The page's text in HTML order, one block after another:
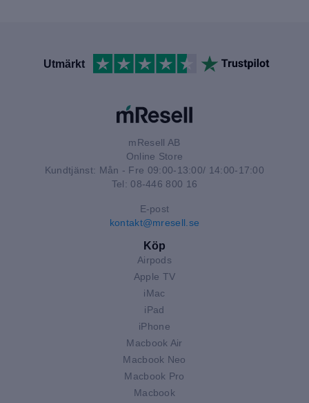
Utmärkt
mResell AB
Online Store
Kundtjänst: Mån - Fre 09:00-13:00/ 14:00-17:00
Tel: 08-446 800 16
E-post
kontakt@mresell.se
Köp
Airpods
Apple TV
iMac
iPad
iPhone
Macbook Air
Macbook Neo
Macbook Pro
Macbook